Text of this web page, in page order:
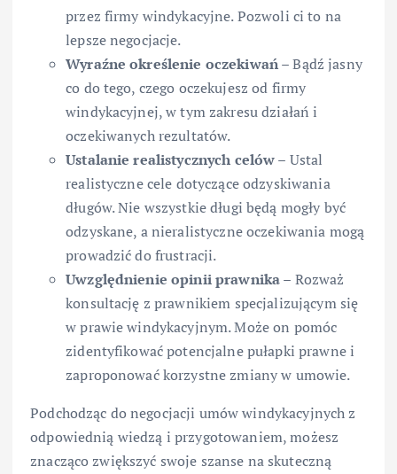
przez firmy windykacyjne. Pozwoli ci to na
lepsze negocjacje.
Wyraźne określenie oczekiwań– Bądź jasny
co do tego, czego oczekujesz od firmy
windykacyjnej, w tym zakresu działań i
oczekiwanych rezultatów.
Ustalanie realistycznych celów– Ustal
realistyczne cele dotyczące odzyskiwania
długów. Nie wszystkie długi będą mogły być
odzyskane, a nieralistyczne oczekiwania mogą
prowadzić do frustracji.
Uwzględnienie opinii prawnika– Rozważ
konsultację z prawnikiem specjalizującym się
w prawie windykacyjnym. Może on pomóc
zidentyfikować potencjalne pułapki prawne i
zaproponować korzystne zmiany w umowie.
Podchodząc do negocjacji umów windykacyjnych z
odpowiednią wiedzą i przygotowaniem, możesz
znacząco zwiększyć swoje szanse na skuteczną